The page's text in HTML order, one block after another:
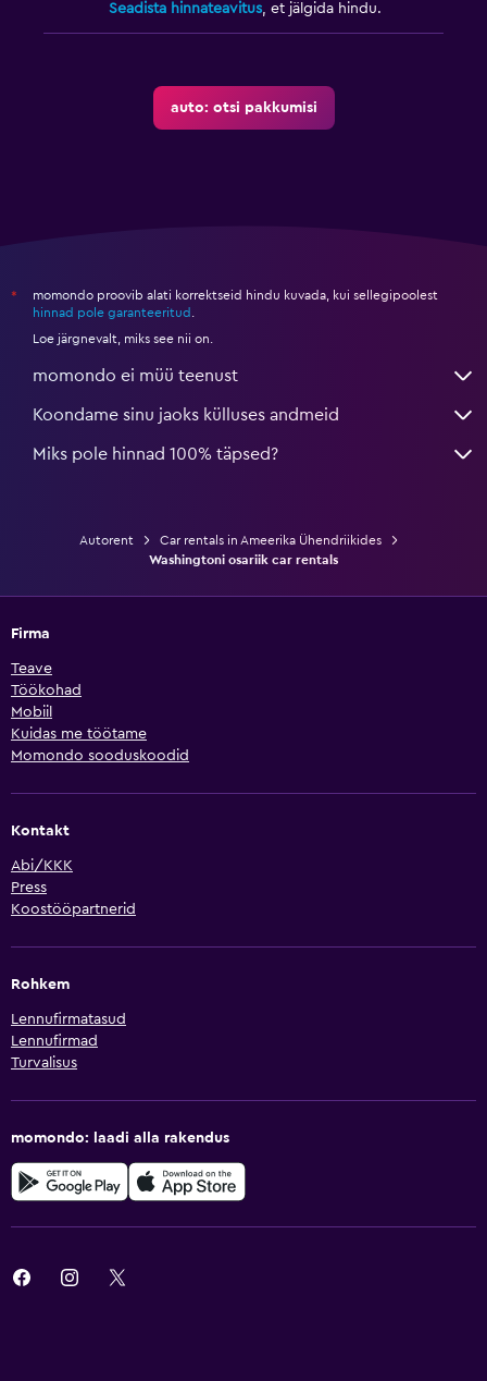
Seadista hinnateavitus, et jälgida hindu.
auto: otsi pakkumisi
*
momondo proovib alati korrektseid hindu kuvada, kui sellegipoolest
hinnad pole garanteeritud .
Loe järgnevalt, miks see nii on.
momondo ei müü teenust
Koondame sinu jaoks külluses andmeid
Miks pole hinnad 100% täpsed?
Autorent
Car rentals in Ameerika Ühendriikides
Washingtoni osariik car rentals
Firma
Teave
Töökohad
Mobiil
Kuidas me töötame
Momondo sooduskoodid
Kontakt
Abi/KKK
Press
Koostööpartnerid
Rohkem
Lennufirmatasud
Lennufirmad
Turvalisus
momondo: laadi alla rakendus